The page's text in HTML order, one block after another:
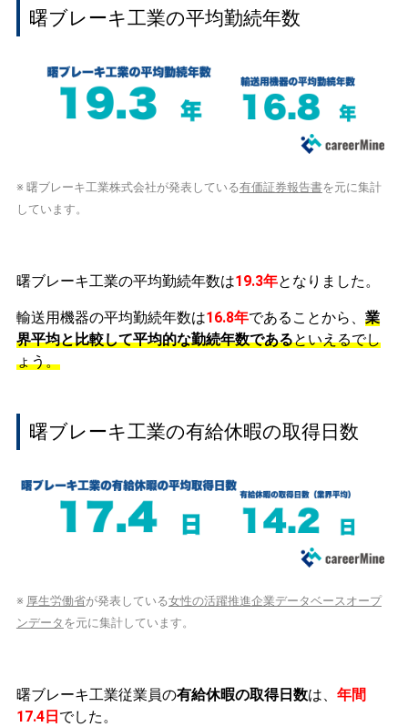
曙ブレーキ工業の平均勤続年数
※ 曙ブレーキ工業株式会社が発表している有価証券報告書を元に集計
しています。
曙ブレーキ工業の平均勤続年数は19.3年となりました。
輸送用機器の平均勤続年数は16.8年であることから、 業
界平均と比較して平均的な勤続年数であるといえるでし
ょう。
曙ブレーキ工業の有給休暇の取得日数
※ 厚生労働省が発表している女性の活躍推進企業データベースオープ
ンデータ を元に集計しています。
曙ブレーキ工業従業員の有給休暇の取得日数は、 年間
17.4日でした。